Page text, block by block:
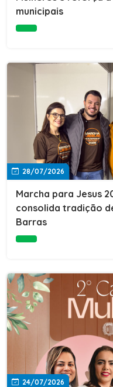
Cultura, Esporte e
compromisso da
oferecendo a jovens
concluir seus
Cada certificado
determinação e a
é investir no
Prefeitura de Sete
parceiro fundamental
Educação de Jovens
equipe da Secretaria
os profissionais que
importante projeto
municipais
28/07/2026
Marcha para Jesus
consolida tradição
Barras
24/07/2026